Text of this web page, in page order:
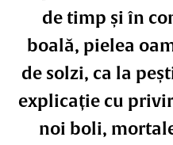
de timp și în
boală, pielea
de solzi, ca la
explicație cu
noi boli,